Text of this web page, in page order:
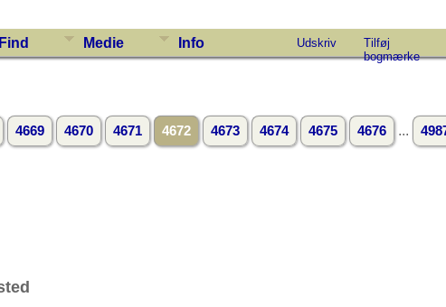
Find Medie Info Udskriv
Tilføj
bogmærke
4669 4670 4671 4672 4673 4674 4675 4676 ...